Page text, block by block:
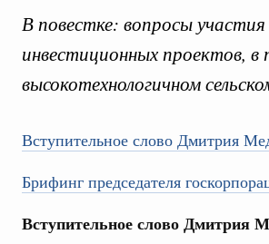
В повестке: вопросы
инвестиционных проектов,
высокотехнологичном
Вступительное слово Дмитрия
Брифинг председателя
Вступительное слово Дмитрия
экономический союз.
составе
В повестке заседания актуальные